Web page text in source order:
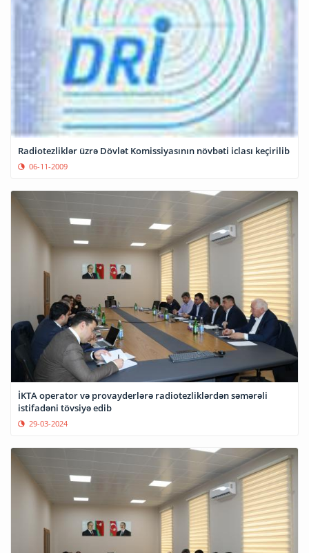
Radiotezliklər üzrə Dövlət Komissiyasının növbəti iclası keçirilib
06-11-2009
İKTA operator və provayderlərə radiotezliklərdən səmərəli
istifadəni tövsiyə edib
29-03-2024